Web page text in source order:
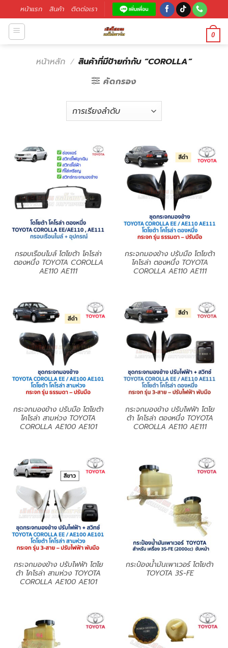
หน้าแรก สินค้า ติดต่อเรา
0
หน้าหลัก / สินค้าที่มีป้ายกำกับ “COROLLA”
คัดกรอง
กรอบเรือนไมล์ โตโยต้า โคโรล่า
ตองหนึ่ง TOYOTA COROLLA
AE110 AE111
กระจกมองข้าง ปรับมือ โตโยต้า
โคโรล่า ตองหนึ่ง TOYOTA
COROLLA AE110 AE111
กระจกมองข้าง ปรับมือ โตโยต้า
โคโรล่า สามห่วง TOYOTA
COROLLA AE100 AE101
กระจกมองข้าง ปรับไฟฟ้า โตโย
ต้า โคโรล่า ตองหนึ่ง TOYOTA
COROLLA AE110 AE111
กระจกมองข้าง ปรับไฟฟ้า โตโย
ต้า โคโรล่า สามห่วง TOYOTA
COROLLA AE100 AE101
กระป๋องน้ำมันเพาเวอร์ โตโยต้า
TOYOTA 3S-FE